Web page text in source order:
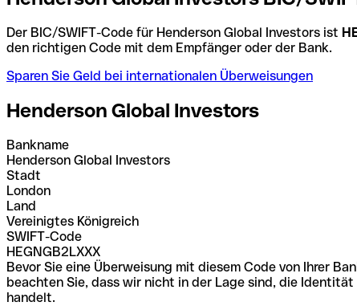
Der BIC/SWIFT-Code für Henderson Global Investors ist
den richtigen Code mit dem Empfänger oder der Bank.
Sparen Sie Geld bei internationalen Überweisungen
Henderson Global Investors
Bankname
Henderson Global Investors
Stadt
London
Land
Vereinigtes Königreich
SWIFT-Code
HEGNGB2LXXX
Bevor Sie eine Überweisung mit diesem Code von Ihrer
beachten Sie, dass wir nicht in der Lage sind, die
handelt.